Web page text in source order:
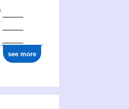
see more